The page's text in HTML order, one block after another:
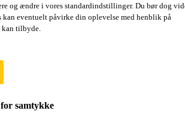
cementbaseret
gulvspartelmasse med gode
på de fleste cementbaserede underlag.
og ændre i vores standardindstillinger. Du bør dog
eventuelt påvirke din oplevelse med henblik på
kan tilbyde.
samtykke